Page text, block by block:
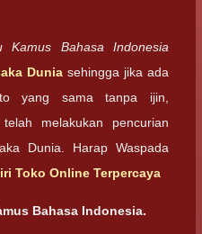
Kamus Bahasa Indonesia
Dunia sehingga jika ada
yang sama tanpa ijin,
melakukan pencurian
Dunia. Harap Waspada
Toko Online Terpercaya
Bahasa Indonesia.